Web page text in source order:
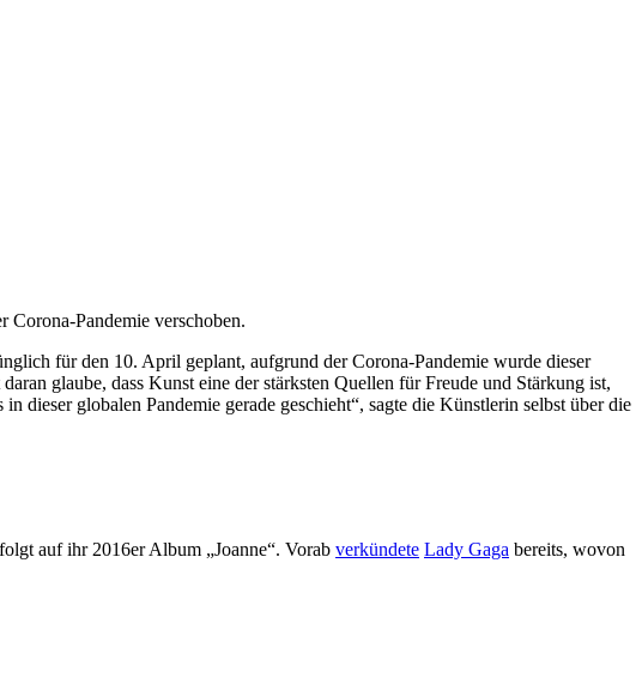
Pandemie verschoben.
für den 10. April geplant, aufgrund der Corona-Pandemie wurde dieser
glaube, dass Kunst eine der stärksten Quellen für Freude und Stärkung ist,
dieser globalen Pandemie gerade geschieht“, sagte die Künstlerin selbst über die
auf ihr 2016er Album „Joanne“. Vorab verkündete Lady Gaga bereits, wovon